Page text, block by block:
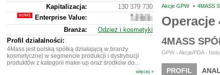
Akcje GPW • 4MASS
Operacje
4MASS
GPW - Akcje/PDA -
PROFIL
Kapitalizacja:
130 379 730
Enterprise Value:
119
053
730
Branża:
Odzież i kosmetyki
Profil działalności:
4Mass jest polską spółką działającą w branży
kosmetycznej w segmencie produkcji i dystrybucji
produktów z kategorii make-up oraz środków do...
więcej »